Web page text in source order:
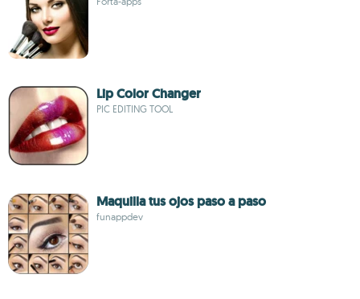
Lip Color Changer
PIC EDITING TOOL
Maquilla tus ojos paso a paso
funappdev